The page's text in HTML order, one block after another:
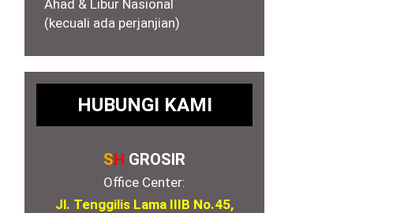
Ahad & Libur Nasional
(kecuali ada perjanjian)
HUBUNGI KAMI
SH GROSIR
Office Center:
Jl. Tenggilis Lama IIIB No.45,